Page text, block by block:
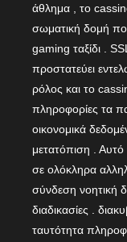
άθλημα , το
σωματική δομή
gaming ταξίδι .
προστατεύει
ρόλος και το
πληροφορίες τα
οικονομικά
μετατόπιση . Αυτό
σε ολόκληρα
σύνδεση νοητική
διαδικασίες .
ταυτότητα